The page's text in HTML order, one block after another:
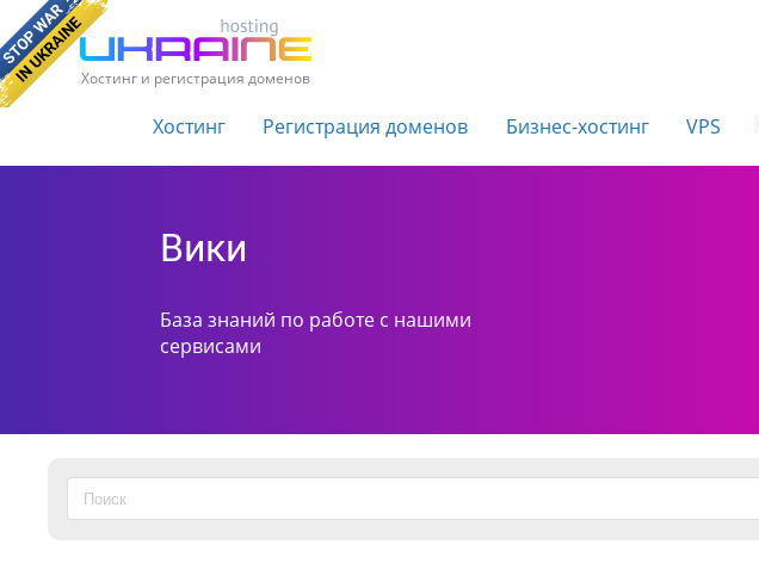
Хостинг и регистрация доменов
Хостинг Регистрация доменов Бизнес-хостинг VPS
Вики
База знаний по работе с нашими
сервисами